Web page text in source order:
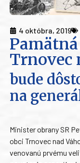
4 októbra, 2019
Trnovec
bude
na
Minister obrany SR
obci Trnovec nad
venovanú prvému